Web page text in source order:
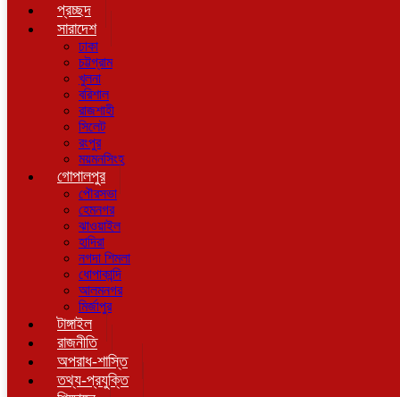
প্রচ্ছদ
সারাদেশ
ঢাকা
চট্টগ্রাম
খুলনা
বরিশাল
রাজশাহী
সিলেট
রংপুর
ময়মনসিংহ
গোপালপুর
পৌরসভা
হেমনগর
ঝাওয়াইল
হাদিরা
নগদা শিমলা
ধোপাকান্দি
আলমনগর
মির্জাপুর
টাঙ্গাইল
রাজনীতি
অপরাধ-শাস্তি
তথ্য-প্রযুক্তি